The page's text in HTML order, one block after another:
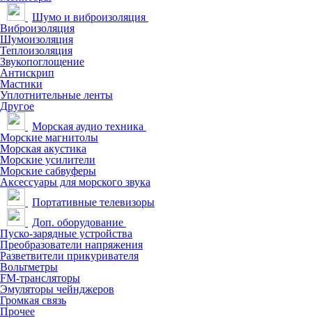
Шумо и виброизоляция
Виброизоляция
Шумоизоляция
Теплоизоляция
Звукопоглощение
Антискрип
Мастики
Уплотнительные ленты
Другое
Морская аудио техника
Морские магнитолы
Морская акустика
Морские усилители
Морские сабвуферы
Аксессуары для морского звука
Портативные телевизоры
Доп. оборудование
Пуско-зарядные устройства
Преобразователи напряжения
Разветвители прикуривателя
Вольтметры
FM-трансляторы
Эмуляторы чейнджеров
Громкая связь
Прочее